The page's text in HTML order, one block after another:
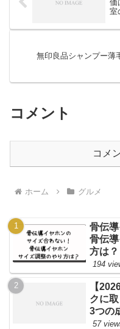
価
室
無印良品シャンプー薄
コメント
コメ
ホーム グルメ
骨伝
骨伝
方は？
194
【
クに
3つの
57